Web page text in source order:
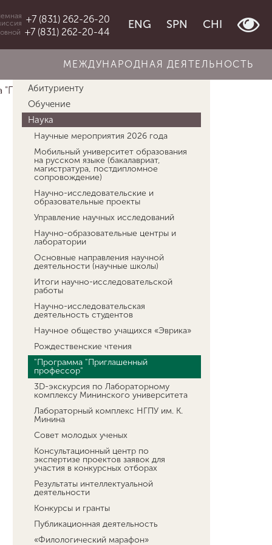
+7 (831) 262-26-20
+7 (831) 262-20-44
ENG SPN CHI
МЕЖДУНАРОДНАЯ ДЕЯТЕЛЬНОСТЬ
"Приглашен...
Об университете
Абитуриенту
Обучение
Наука
Научные мероприятия 2026 года
Мобильный университет образования
на русском языке (бакалавриат,
магистратура, постдипломное
сопровождение)
Научно-исследовательские и
образовательные проекты
Управление научных исследований
Научно-образовательные центры и
лаборатории
Основные направления научной
деятельности (научные школы)
Итоги научно-исследовательской
работы
Научно-исследовательская
деятельность студентов
Научное общество учащихся «Эврика»
Рождественские чтения
"Программа "Приглашенный
профессор"
3D-экскурсия по Лабораторному
комплексу Мининского университета
Лабораторный комплекс НГПУ им. К.
Минина
Совет молодых ученых
Консультационный центр по
экспертизе проектов заявок для
участия в конкурсных отборах
Результаты интеллектуальной
деятельности
Конкурсы и гранты
Публикационная деятельность
«Филологический марафон»